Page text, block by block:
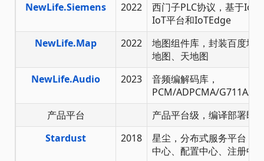
NewLife.Siemens
2022
西门子PLC协议，基于IoT
IoT平台和IoTEdge
NewLife.Map
2022
地图组件库，封装百度地
地图、天地图
NewLife.Audio
2023
音频编解码库，
PCM/ADPCMA/G711A/
产品平台
产品平台级，编译部署即
Stardust
2018
星尘，分布式服务平台，
中心、配置中心、注册中